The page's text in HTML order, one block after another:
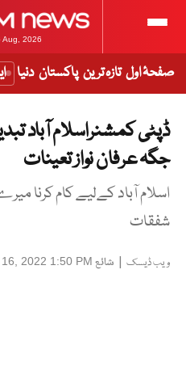
Aug, 2026
صفحۂ اول تازہ ترین پاکستان دنیا
ڈپٹی کمشنراسلام آباد
جگہ عرفان نواز تعینات
اسلام آباد کےلیے کام کرنا
شفقات
ویب ڈیسک | شائع 2022 1:50 PM